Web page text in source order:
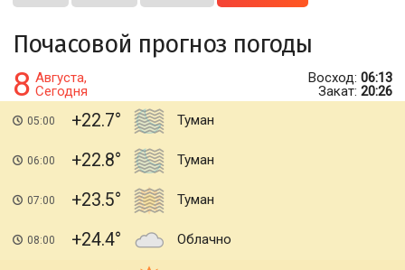
Почасовой прогноз погоды
8 Августа,
Сегодня
Восход: 06:13
Закат: 20:26
05:00 +22.7 Туман
06:00 +22.8 Туман
07:00 +23.5 Туман
08:00 +24.4 Облачно